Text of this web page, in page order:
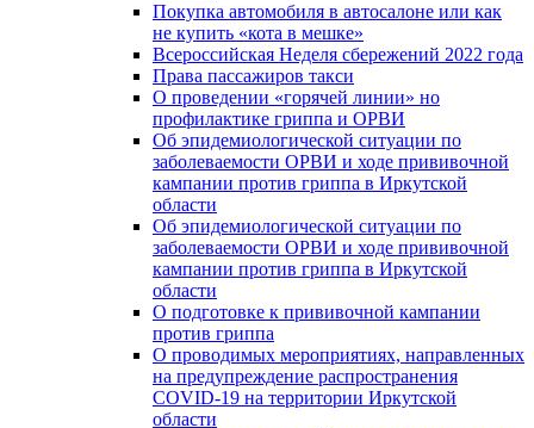
Покупка автомобиля в автосалоне или как
не купить «кота в мешке»
Всероссийская Неделя сбережений 2022 года
Права пассажиров такси
О проведении «горячей линии» но
профилактике гриппа и ОРВИ
Об эпидемиологической ситуации по
заболеваемости ОРВИ и ходе прививочной
кампании против гриппа в Иркутской
области
Об эпидемиологической ситуации по
заболеваемости ОРВИ и ходе прививочной
кампании против гриппа в Иркутской
области
О подготовке к прививочной кампании
против гриппа
О проводимых мероприятиях, направленных
на предупреждение распространения
COVID-19 на территории Иркутской
области